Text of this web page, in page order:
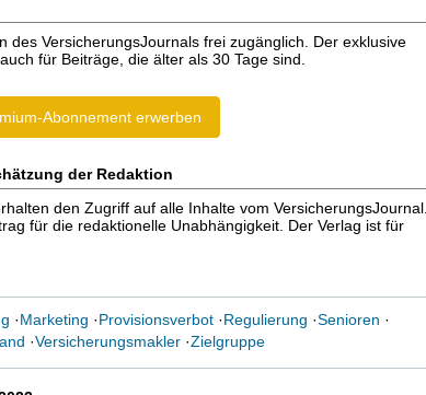
des VersicherungsJournals frei zugänglich. Der exklusive
für Beiträge, die älter als 30 Tage sind.
Abonnement erwerben
der Redaktion
den Zugriff auf alle Inhalte vom VersicherungsJournal.
für die redaktionelle Unabhängigkeit. Der Verlag ist für
·Marketing ·Provisionsverbot·Regulierung ·Senioren ·
·Versicherungsmakler·Zielgruppe